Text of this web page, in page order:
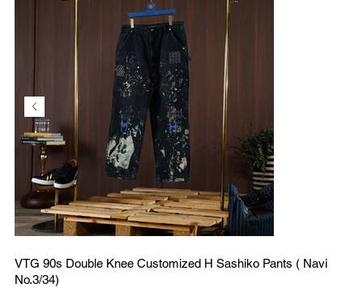
VTG 90s Double Knee Customized H Sashiko Pants ( Navi
No.3/34)